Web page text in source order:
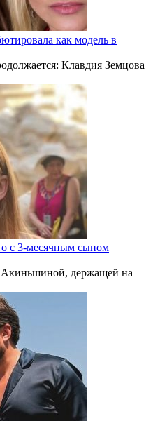
как модель в
Клавдия Земцова
с 3-месячным сыном
держащей на